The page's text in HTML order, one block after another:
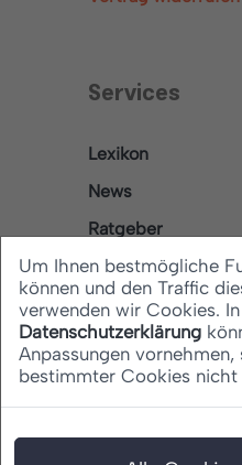
Services
Lexikon
News
Ratgeber
Rechtliches
Datenschutz
Um Ihnen bestmögliche
können und den Traffic
verwenden wir Cookies.
Datenschutzerklärung
Anpassungen
bestimmter Cookies nicht